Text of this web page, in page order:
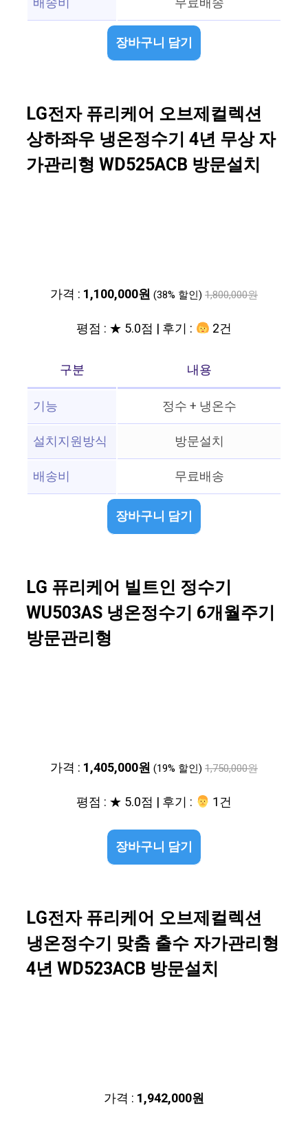
장바구니 담기
LG전자 퓨리케어 오브제컬렉션
상하좌우 냉온정수기 4년 무상 자
가관리형 WD525ACB 방문설치
가격 : 1,100,000원 (38% 할인) 1,800,000원
평점 : ★ 5.0점 | 후기 : 2건
구분
내용
기능
정수 + 냉온수
설치지원방식
방문설치
배송비
무료배송
장바구니 담기
LG 퓨리케어 빌트인 정수기
WU503AS 냉온정수기 6개월주기
방문관리형
가격 : 1,405,000원 (19% 할인) 1,750,000원
평점 : ★ 5.0점 | 후기 : ‍‍ 1건
장바구니 담기
LG전자 퓨리케어 오브제컬렉션
냉온정수기 맞춤 출수 자가관리형
4년 WD523ACB 방문설치
가격 : 1,942,000원